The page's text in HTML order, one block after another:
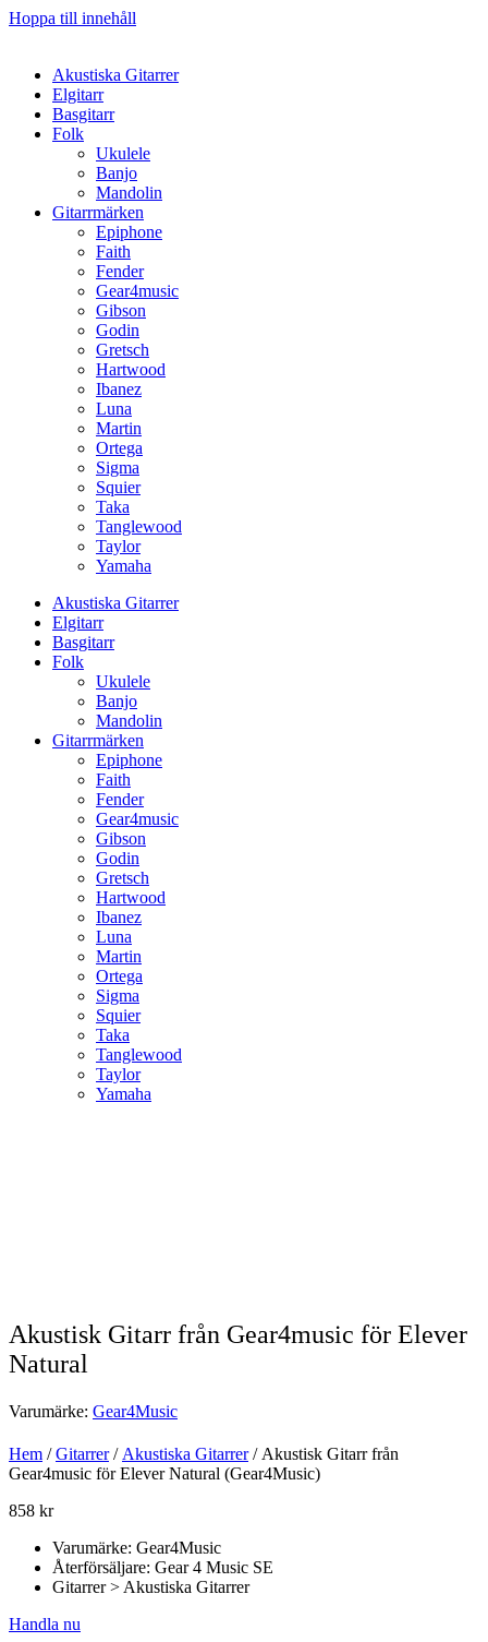
Hoppa till innehåll
Akustiska Gitarrer
Elgitarr
Basgitarr
Folk
Ukulele
Banjo
Mandolin
Gitarrmärken
Epiphone
Faith
Fender
Gear4music
Gibson
Godin
Gretsch
Hartwood
Ibanez
Luna
Martin
Ortega
Sigma
Squier
Taka
Tanglewood
Taylor
Yamaha
Akustiska Gitarrer
Elgitarr
Basgitarr
Folk
Ukulele
Banjo
Mandolin
Gitarrmärken
Epiphone
Faith
Fender
Gear4music
Gibson
Godin
Gretsch
Hartwood
Ibanez
Luna
Martin
Ortega
Sigma
Squier
Taka
Tanglewood
Taylor
Yamaha
Akustisk Gitarr från Gear4music för Elever
Natural
Varumärke: Gear4Music
Hem /Gitarrer/Akustiska Gitarrer/ Akustisk Gitarr från
Gear4music för Elever Natural (Gear4Music)
858 kr
Varumärke: Gear4Music
Återförsäljare: Gear 4 Music SE
Gitarrer > Akustiska Gitarrer
Handla nu